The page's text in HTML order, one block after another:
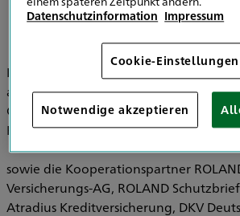
Im Bereich der
ausschließlich die HDI Versicherung AG,
Global Specialty SE, HDI
Pensionsfonds AG, HDI Pensionskasse
sowie die Kooperationspartner
Versicherungs-AG, ROLAND
Atradius Kreditversicherung, DKV
Datenschutzinformation Impressum
Cookie-Einstellungen
Notwendige akzeptieren